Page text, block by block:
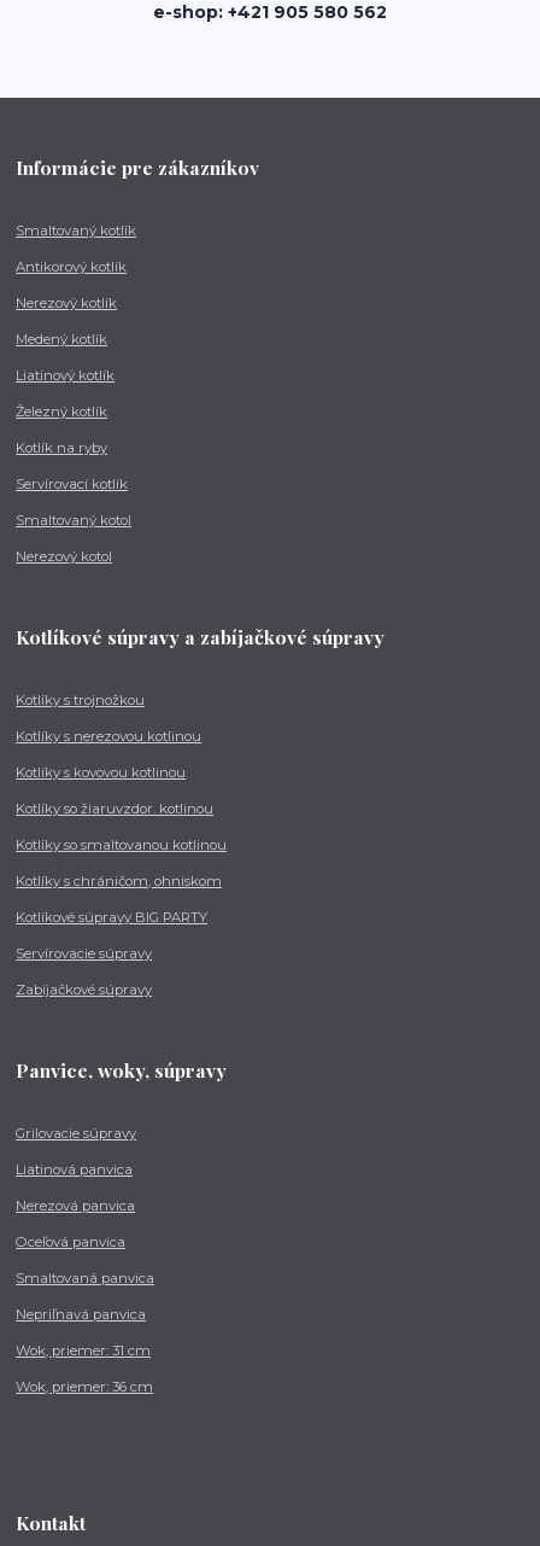
e-shop: +421 905 580 562
Informácie pre zákazníkov
Smaltovaný kotlík
Antikorový kotlík
Nerezový kotlík
Medený kotlík
Liatinový kotlík
Železný kotlík
Kotlík na ryby
Servírovací kotlík
Smaltovaný kotol
Nerezový kotol
Kotlíkové súpravy a zabíjačkové súpravy
Kotlíky s trojnožkou
Kotlíky s nerezovou kotlinou
Kotlíky s kovovou kotlinou
Kotlíky so žiaruvzdor. kotlinou
Kotlíky so smaltovanou kotlinou
Kotlíky s chráničom, ohniskom
Kotlíkové súpravy BIG PARTY
Servírovacie súpravy
Zabíjačkové súpravy
Panvice, woky, súpravy
Grilovacie súpravy
Liatinová panvica
Nerezová panvica
Oceľová panvica
Smaltovaná panvica
Nepriľnavá panvica
Wok, priemer: 31 cm
Wok, priemer: 36 cm
Kontakt